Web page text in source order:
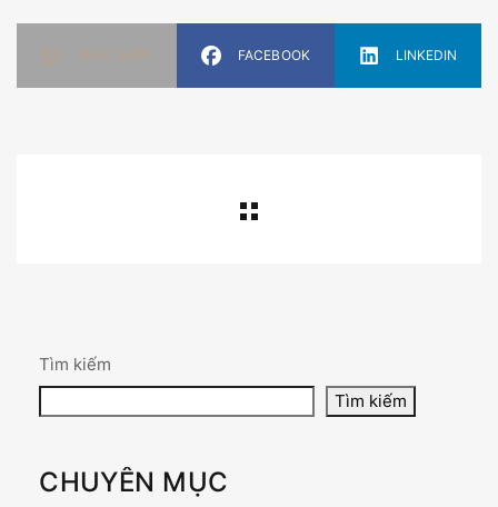
WHATSAPP FACEBOOK LINKEDIN
Tìm kiếm
Tìm kiếm
CHUYÊN MỤC